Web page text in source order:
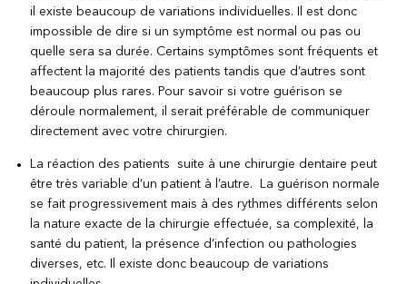
il existe beaucoup de variations individuelles. Il est donc
impossible de dire si un symptôme est normal ou pas ou
quelle sera sa durée. Certains symptômes sont fréquents et
affectent la majorité des patients tandis que d’autres sont
beaucoup plus rares. Pour savoir si votre guérison se
déroule normalement, il serait préférable de communiquer
directement avec votre chirurgien.
La réaction des patients suite à une chirurgie dentaire peut
être très variable d’un patient à l’autre. La guérison normale
se fait progressivement mais à des rythmes différents selon
la nature exacte de la chirurgie effectuée, sa complexité, la
santé du patient, la présence d’infection ou pathologies
diverses, etc. Il existe donc beaucoup de variations